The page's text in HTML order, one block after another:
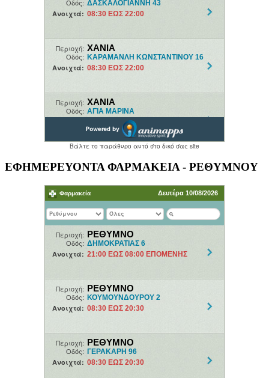
ΕΦΗΜΕΡΕΥΟΝΤΑ ΦΑΡΜΑΚΕΙΑ - ΡΕΘΥΜΝΟΥ